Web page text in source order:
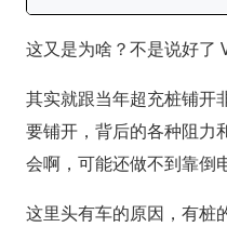
这又是为啥？不是说好了
其实就跟当年超充桩铺开
要铺开，背后的各种阻力
会啊，可能还做不到靠倒
这里头有车的原因，有桩